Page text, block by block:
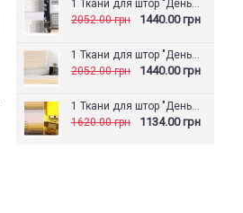
1 Ткани для штор "День-Ночь" Альпака
2052.00 грн
1440.00 грн
1 Ткани для штор "День-Ночь" Амазонка
2052.00 грн
1440.00 грн
1 Ткани для штор "День-Ночь" Артек
1620.00 грн
1134.00 грн